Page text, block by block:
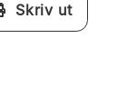
Skriv ut